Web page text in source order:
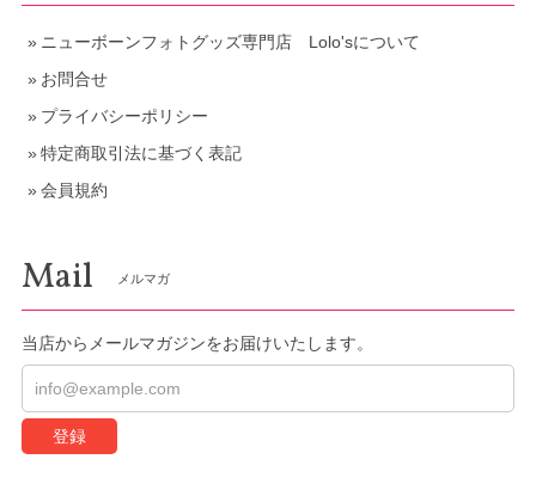
ニューボーンフォトグッズ専門店 Lolo'sについて
お問合せ
プライバシーポリシー
特定商取引法に基づく表記
会員規約
Mail メルマガ
当店からメールマガジンをお届けいたします。
登録